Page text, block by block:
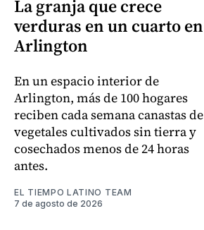
La granja que crece
verduras en un cuarto en
Arlington
En un espacio interior de
Arlington, más de 100 hogares
reciben cada semana canastas de
vegetales cultivados sin tierra y
cosechados menos de 24 horas
antes.
EL TIEMPO LATINO TEAM
7 de agosto de 2026